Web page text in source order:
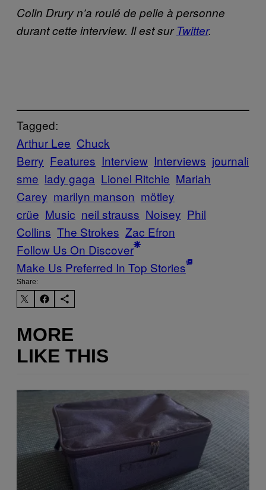
Colin Drury n’a roulé de pelle à personne
durant cette interview. Il est surTwitter.
Tagged:
Arthur Lee Chuck
Berry Features Interview Interviews journali
sme lady gaga Lionel Ritchie Mariah
Carey marilyn manson mötley
crüe Music neil strauss Noisey Phil
Collins The Strokes Zac Efron
Follow Us On Discover
Make Us Preferred In Top Stories
Share:
MORE
LIKE THIS